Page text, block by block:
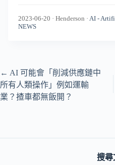
2023-06-20 · Henderson · AI -
NEWS
← AI 可能會「削減供應鏈中
所有人類操作」例如運輸
業？揸車都無飯開？
搜尋